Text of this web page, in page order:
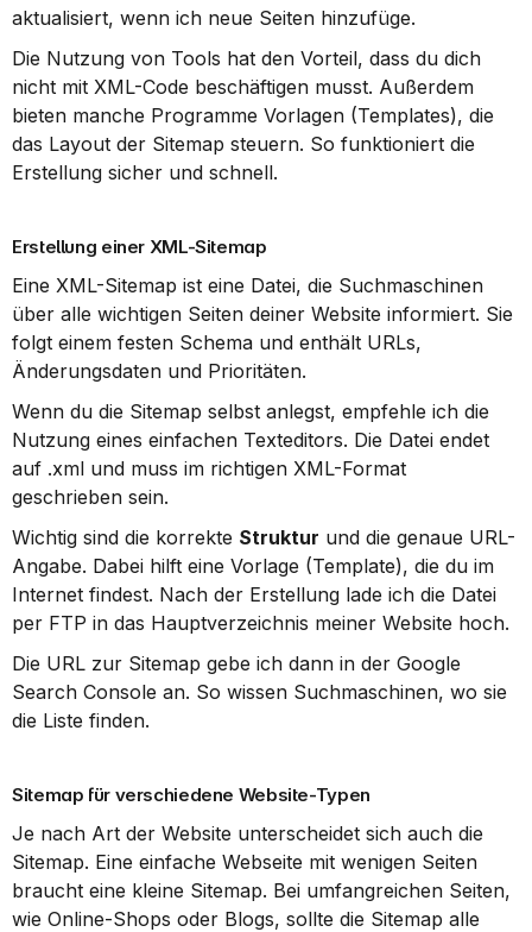
aktualisiert, wenn ich neue Seiten hinzufüge.
Die Nutzung von Tools hat den Vorteil, dass du dich
nicht mit XML-Code beschäftigen musst. Außerdem
bieten manche Programme Vorlagen (Templates), die
das Layout der Sitemap steuern. So funktioniert die
Erstellung sicher und schnell.
Erstellung einer XML-Sitemap
Eine XML-Sitemap ist eine Datei, die Suchmaschinen
über alle wichtigen Seiten deiner Website informiert. Sie
folgt einem festen Schema und enthält URLs,
Änderungsdaten und Prioritäten.
Wenn du die Sitemap selbst anlegst, empfehle ich die
Nutzung eines einfachen Texteditors. Die Datei endet
auf .xml und muss im richtigen XML-Format
geschrieben sein.
Wichtig sind die korrekte Struktur und die genaue URL-
Angabe. Dabei hilft eine Vorlage (Template), die du im
Internet findest. Nach der Erstellung lade ich die Datei
per FTP in das Hauptverzeichnis meiner Website hoch.
Die URL zur Sitemap gebe ich dann in der Google
Search Console an. So wissen Suchmaschinen, wo sie
die Liste finden.
Sitemap für verschiedene Website-Typen
Je nach Art der Website unterscheidet sich auch die
Sitemap. Eine einfache Webseite mit wenigen Seiten
braucht eine kleine Sitemap. Bei umfangreichen Seiten,
wie Online-Shops oder Blogs, sollte die Sitemap alle